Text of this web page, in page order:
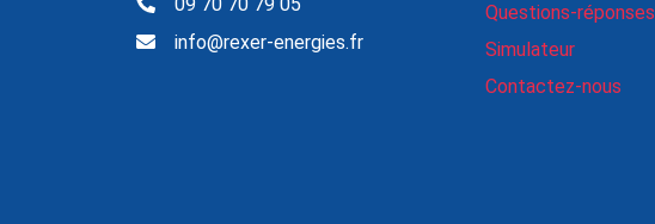
info@rexer-energies.fr
Questions-réponses
Simulateur
Contactez-nous